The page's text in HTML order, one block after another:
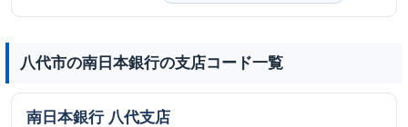
八代市の南日本銀行の支店コード一覧
南日本銀行 八代支店